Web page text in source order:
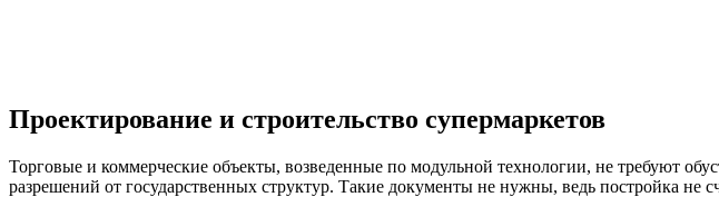
Проектирование и строительство супермаркетов
Торговые и коммерческие объекты, возведенные по модульной технологии, не требуют
разрешений от государственных структур. Такие документы не нужны, ведь постройка не